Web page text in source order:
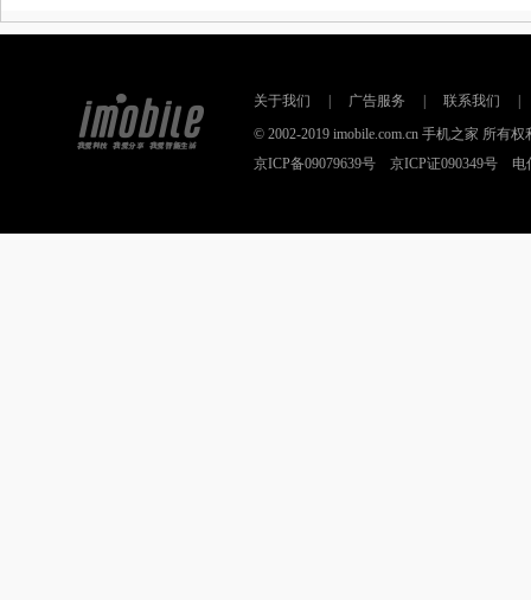
关于我们 广告服务 联系我们
© 2002-2019 imobile.com.cn 手机之家 所有
京ICP备09079639号 京ICP证090349号 电